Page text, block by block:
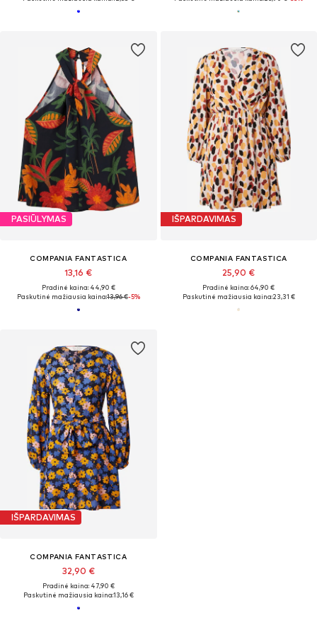
PASIŪLYMAS
COMPANIA FANTASTICA
13,16 €
Pradinė kaina: 44,90 €
Paskutinė mažiausia kaina:13,96 €-5%
IŠPARDAVIMAS
COMPANIA FANTASTICA
25,90 €
Pradinė kaina: 64,90 €
Paskutinė mažiausia kaina:23,31 €
IŠPARDAVIMAS
COMPANIA FANTASTICA
32,90 €
Pradinė kaina: 47,90 €
Paskutinė mažiausia kaina:13,16 €